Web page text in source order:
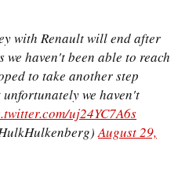
with Renault will end after
we haven't been able to reach
to take another step
we haven't
uj24YC7A6s
August 29,